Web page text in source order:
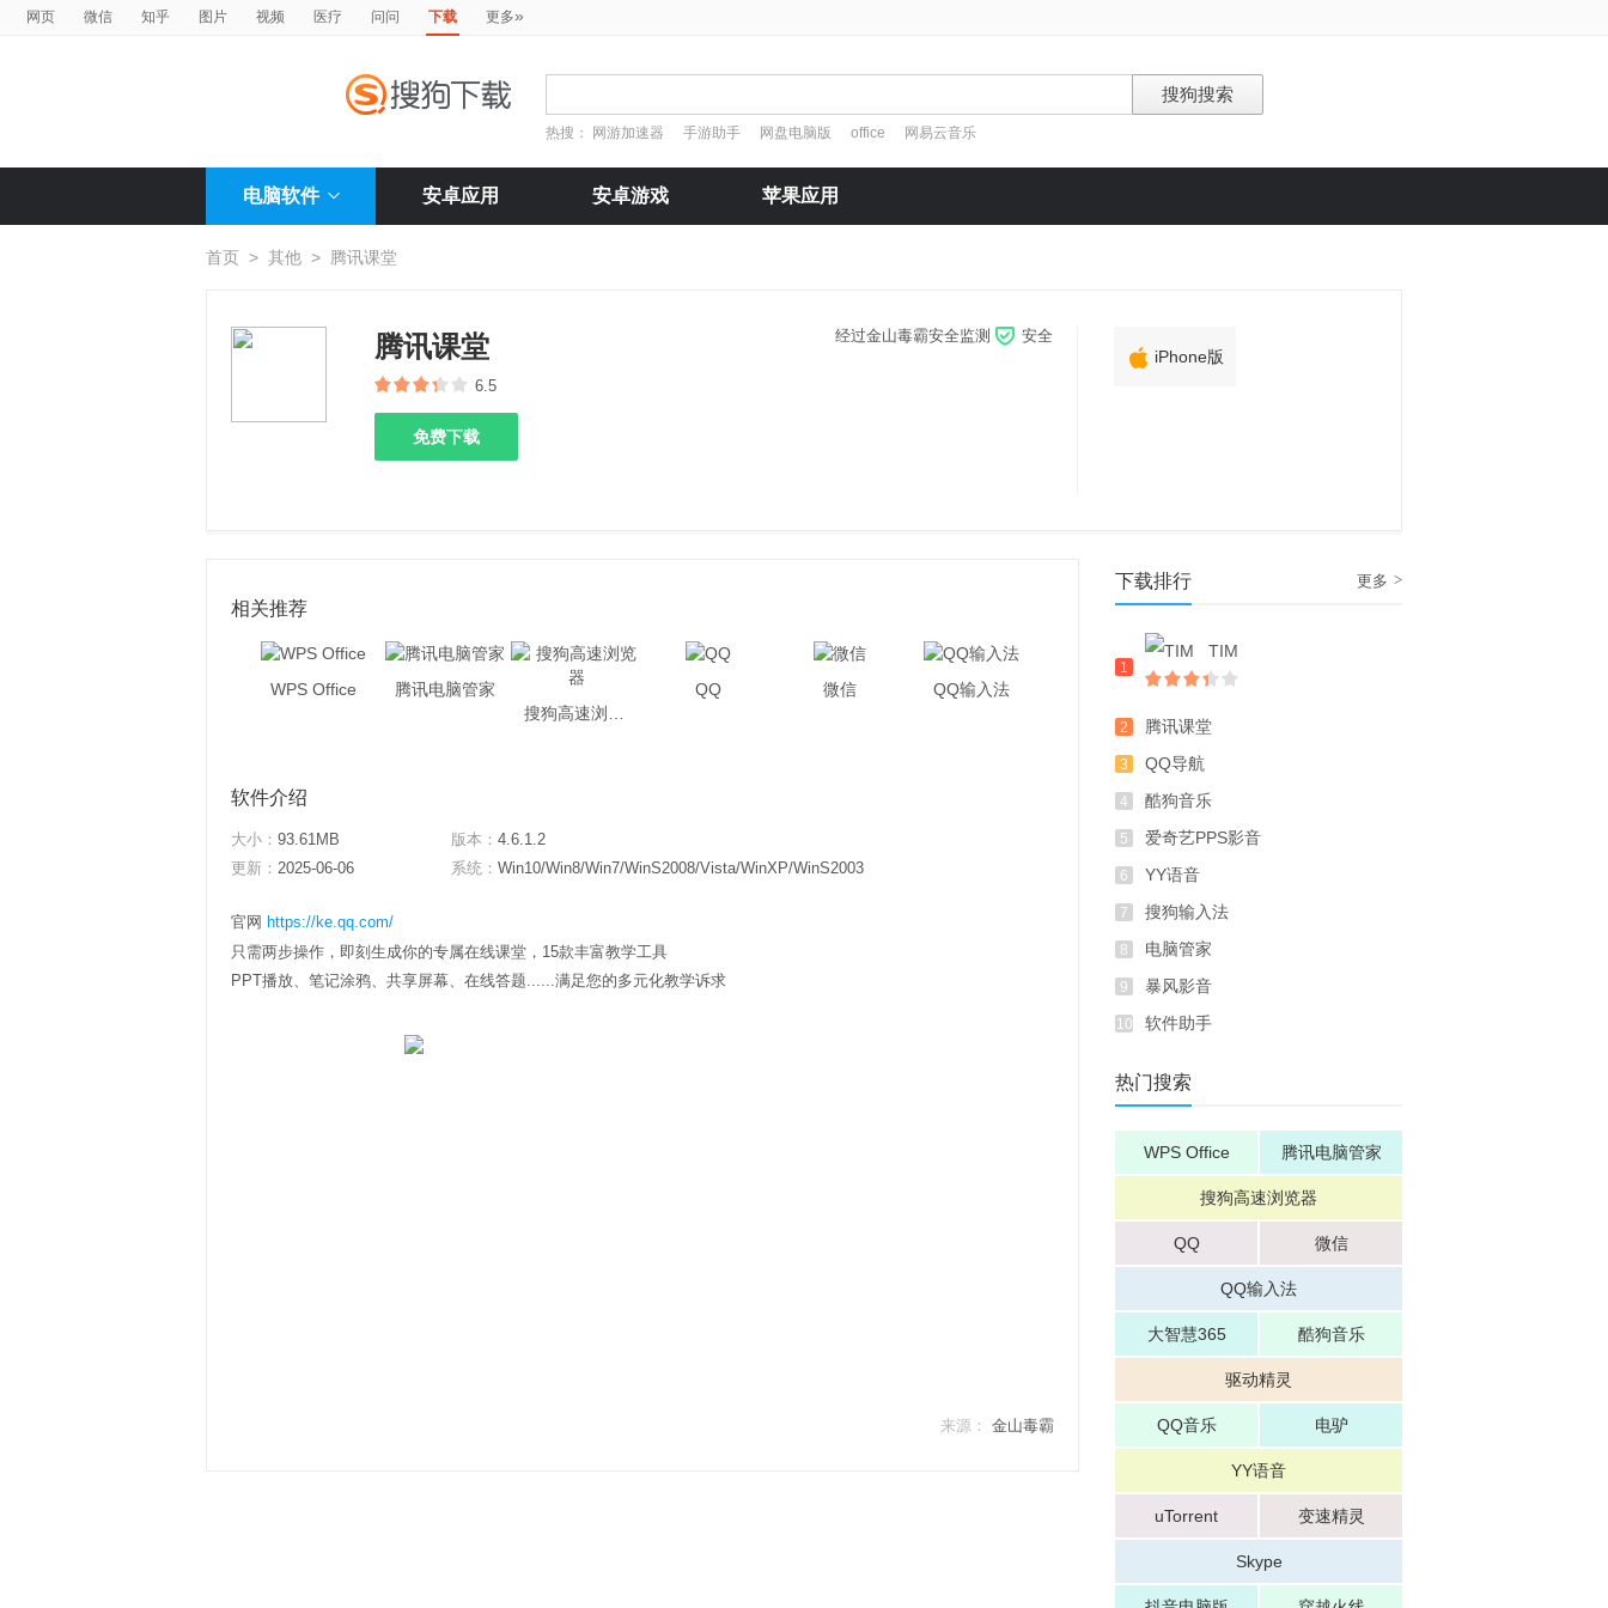
网页 微信 知乎 图片 视频 医疗 问问 下载 更多»
热搜： 网游加速器 手游助手 网盘电脑版 office 网易云音乐
电脑软件 安卓应用 安卓游戏 苹果应用
首页 > 其他 > 腾讯课堂
 iPhone版
腾讯课堂
6.5
免费下载
经过金山毒霸安全监测 安全
相关推荐
WPS Office
腾讯电脑管家
QQ 微信 QQ输入法
软件介绍
大小： 93.61MB 版本： 4.6.1.2
更新： 2025-06-06 系统： Win10/Win8/Win7/WinS2008/Vista/WinXP/WinS2003
官网 https://ke.qq.com/
只需两步操作，即刻生成你的专属在线课堂，15款丰富教学工具
PPT播放、笔记涂鸦、共享屏幕、在线答题......满足您的多元化教学诉求
来源： 金山毒霸
下载排行 更多 >
1
TIM
2 腾讯课堂
3 QQ导航
4 酷狗音乐
5 爱奇艺PPS影音
6 YY语音
7 搜狗输入法
8 电脑管家
9 暴风影音
10 软件助手
热门搜索
WPS Office 腾讯电脑管家
搜狗高速浏览器
QQ 微信
QQ输入法
大智慧365 酷狗音乐
驱动精灵
QQ音乐 电驴
YY语音
uTorrent 变速精灵
Skype